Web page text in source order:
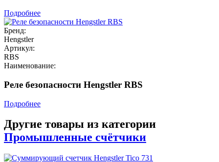
Подробнее
Бренд:
Hengstler
Артикул:
RBS
Наименование:
Реле безопасности Hengstler RBS
Подробнее
Другие товары из категории
Промышленные счётчики